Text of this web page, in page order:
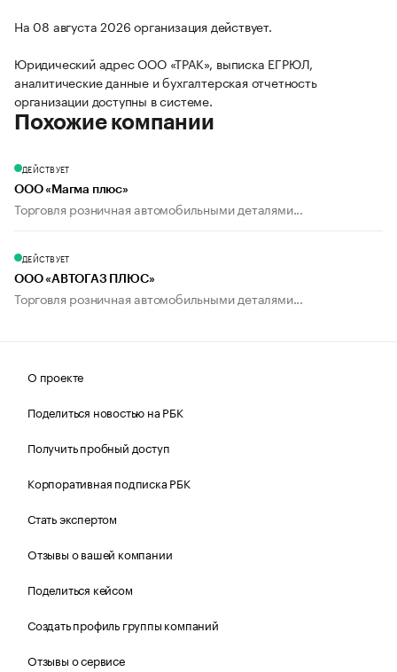
На 08 августа 2026 организация действует.
Юридический адрес ООО «ТРАК», выписка ЕГРЮЛ,
аналитические данные и бухгалтерская отчетность
организации доступны в системе.
Похожие компании
ДЕЙСТВУЕТ
ООО «Магма плюс»
Торговля розничная автомобильными деталями...
ДЕЙСТВУЕТ
ООО «АВТОГАЗ ПЛЮС»
Торговля розничная автомобильными деталями...
О проекте
Поделиться новостью на РБК
Получить пробный доступ
Корпоративная подписка РБК
Стать экспертом
Отзывы о вашей компании
Поделиться кейсом
Создать профиль группы компаний
Отзывы о сервисе